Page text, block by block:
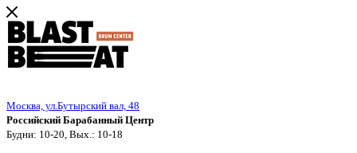
Москва, ул.Бутырский вал, 48
Российский Барабанный Центр
Будни: 10-20, Вых.: 10-18